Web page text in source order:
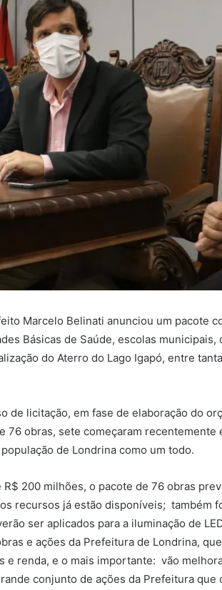
Marcelo Belinati anunciou um pacote
Básicas de Saúde, escolas
do Aterro do Lago Igapó, entre
licitação, em fase de elaboração do
obras, sete começaram recentemente
de Londrina como um todo.
R$ 200 milhões, o pacote de 76 obras
recursos já estão disponíveis; também
ser aplicados para a iluminação de
e ações da Prefeitura de Londrina,
e renda, e o mais importante: vão
conjunto de ações da Prefeitura